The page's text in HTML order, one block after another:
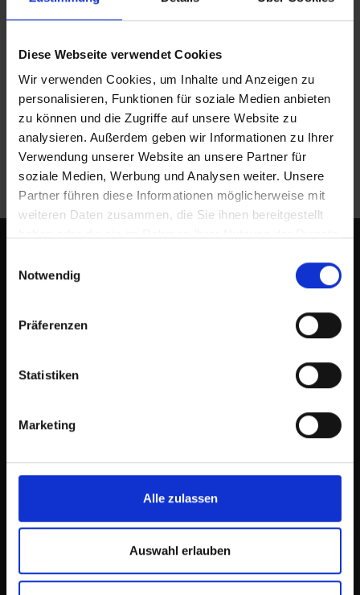
Diese Webseite verwendet Cookies
Wir verwenden Cookies, um Inhalte und Anzeigen zu
personalisieren, Funktionen für soziale Medien anbieten
zu können und die Zugriffe auf unsere Website zu
analysieren. Außerdem geben wir Informationen zu Ihrer
Verwendung unserer Website an unsere Partner für
soziale Medien, Werbung und Analysen weiter. Unsere
Partner führen diese Informationen möglicherweise mit
weiteren Daten zusammen, die Sie ihnen bereitgestellt
Notwendig
Präferenzen
Statistiken
Marketing
Alle zulassen
Auswahl erlauben
10
11 12 13 14 15
16
21
24
25 26 27 28 29
30
31
StadtLohr a.Main
97816 Lohr a.Main
Tel.: 0 93 52 / 848-0
E-Mail:stadt@lohr.de